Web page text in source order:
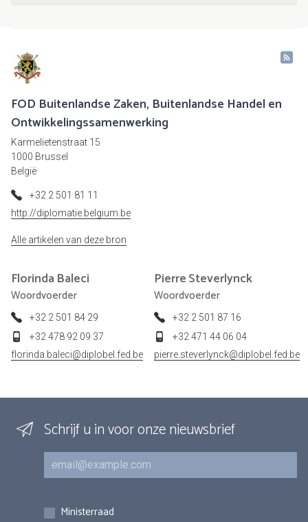
FOD Buitenlandse Zaken, Buitenlandse Handel en
Ontwikkelingssamenwerking
Karmelietenstraat 15
1000 Brussel
België
+32 2 501 81 11
http://diplomatie.belgium.be
Alle artikelen van deze bron
Florinda Baleci
Woordvoerder
+32 2 501 84 29
+32 478 92 09 37
florinda.baleci@diplobel.fed.be
PierreSteverlynck
Woordvoerder
+32 2 501 87 16
+32 471 44 06 04
pierre.steverlynck@diplobel.fed.be
Schrijf u in voor onze nieuwsbrief
E-mail
Inschrijvingen
Ministerraad